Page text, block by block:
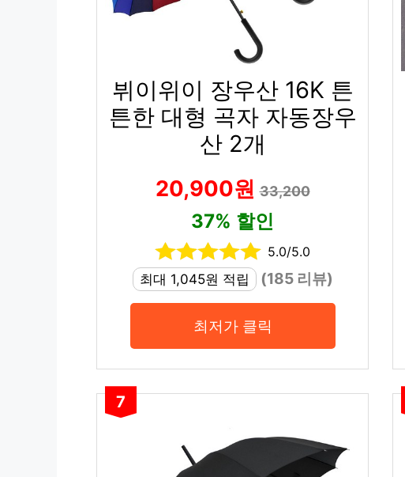
뷔이위이 장우산 16K 튼
튼한 대형 곡자 자동장우
산 2개
20,900원33,200
37% 할인
5.0/5.0
최대 1,045원 적립
(185 리뷰)
최저가 클릭
7